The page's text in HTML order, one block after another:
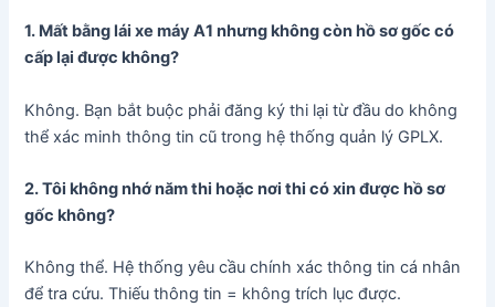
1. Mất bằng lái xe máy A1 nhưng không còn hồ sơ gốc có
cấp lại được không?
Không. Bạn bắt buộc phải đăng ký thi lại từ đầu do không
thể xác minh thông tin cũ trong hệ thống quản lý GPLX.
2. Tôi không nhớ năm thi hoặc nơi thi có xin được hồ sơ
gốc không?
Không thể. Hệ thống yêu cầu chính xác thông tin cá nhân
để tra cứu. Thiếu thông tin = không trích lục được.